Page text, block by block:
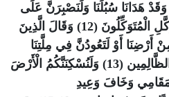
وَقَدْ هَدَانَا سُبُلَنَا وَلَنَصْبِرَنَّ عَلَى
مَا آَذَيْتُمُونَا وَعَلَى اللَّهِ فَلْيَتَوَكَّلِ الْمُتَوَكِّلُونَ (12) وَقَالَ الَّذِينَ
أَرْضِنَا أَوْ لَتَعُودُنَّ فِي مِلَّتِنَا
فَأَوْحَى إِلَيْهِمْ رَبُّهُمْ لَنُهْلِكَنَّ الظَّالِمِين (13) وَلَنُسْكِنَنَّكُمُ الْأَرْضَ
وَخَافَ وَعِيدِ